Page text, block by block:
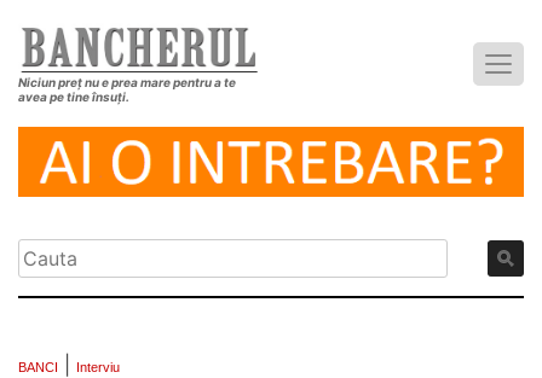
Niciun preț nu e prea mare pentru a te
avea pe tine însuți.
BANCI Interviu